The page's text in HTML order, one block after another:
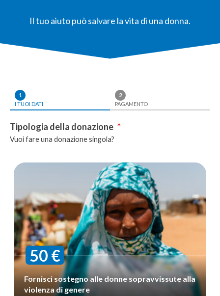
Il tuo aiuto può salvare la vita di una donna.
1
I TUOI DATI
2
PAGAMENTO
Tipologia della donazione *
Vuoi fare una donazione singola?
Donazione
singola
50 €
Fornisci sostegno alle donne sopravvissute alla
violenza di genere